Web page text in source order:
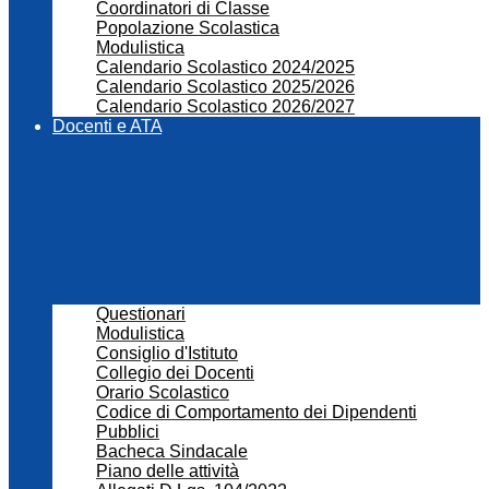
Coordinatori di Classe
Popolazione Scolastica
Modulistica
Calendario Scolastico 2024/2025
Calendario Scolastico 2025/2026
Calendario Scolastico 2026/2027
Docenti e ATA
Questionari
Modulistica
Consiglio d'Istituto
Collegio dei Docenti
Orario Scolastico
Codice di Comportamento dei Dipendenti
Pubblici
Bacheca Sindacale
Piano delle attività